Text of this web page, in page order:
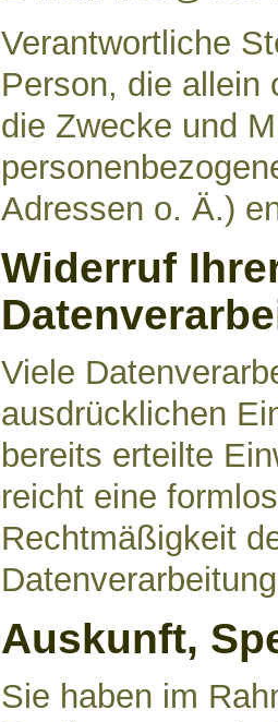
Verantwortliche
Person, die allein
die Zwecke und
Adressen o. Ä.)
Widerruf
Viele
ausdrücklichen
bereits erteilte
reicht eine
Rechtmäßigkeit
Auskunft,
Sie haben im